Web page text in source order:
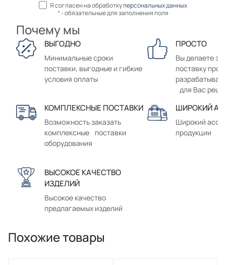
Я согласен на обработкуперсональных данных
*- обязательные для заполнения поля
Почему мы
ВЫГОДНО
Минимальные сроки
поставки, выгодные и гибкие
условия оплаты
ПРОСТО
Вы делаете
поставку
для Вас
КОМПЛЕКСНЫЕ ПОСТАВКИ
Возможность заказать
комплексные поставки
оборудования
ШИРОКИЙ
Широкий
продукции
ВЫСОКОЕ КАЧЕСТВО
ИЗДЕЛИЙ
Высокое качество
предлагаемых изделий
Похожие товары